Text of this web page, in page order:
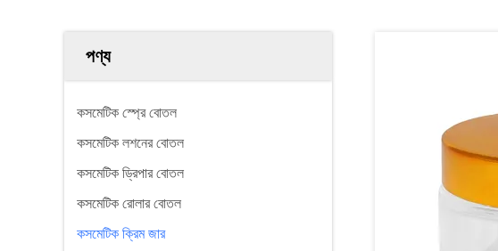
পণ্য
কসমেটিক স্প্রে বোতল
কসমেটিক লশনের বোতল
কসমেটিক ড্রিপার বোতল
কসমেটিক রোলার বোতল
কসমেটিক ক্রিম জার